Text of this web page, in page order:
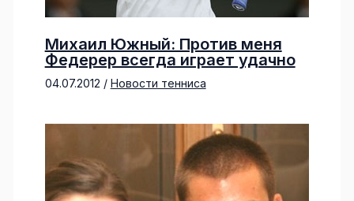
Михаил Южный: Против меня
Федерер всегда играет удачно
04.07.2012 / Новости тенниса